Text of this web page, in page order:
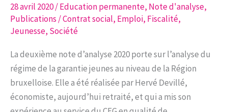
en
Région
bruxelloise
28 avril 2020/Education permanente, Note d'analyse,
Publications /Contrat social, Emploi, Fiscalité,
Jeunesse, Société
La deuxième note d’analyse 2020 porte sur l’analyse du
régime de la garantie jeunes au niveau de la Région
bruxelloise. Elle a été réalisée par Hervé Devillé,
économiste, aujourd’hui retraité, et qui a mis son